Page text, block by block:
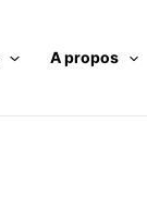
A propos